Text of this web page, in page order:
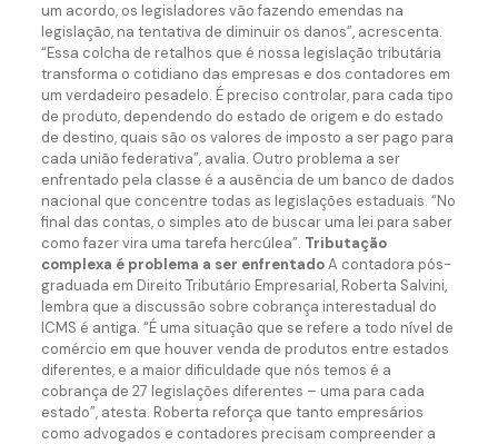
um acordo, os legisladores vão fazendo emendas na
legislação, na tentativa de diminuir os danos”, acrescenta.
“Essa colcha de retalhos que é nossa legislação tributária
transforma o cotidiano das empresas e dos contadores em
um verdadeiro pesadelo. É preciso controlar, para cada tipo
de produto, dependendo do estado de origem e do estado
de destino, quais são os valores de imposto a ser pago para
cada união federativa”, avalia. Outro problema a ser
enfrentado pela classe é a ausência de um banco de dados
nacional que concentre todas as legislações estaduais. “No
final das contas, o simples ato de buscar uma lei para saber
como fazer vira uma tarefa hercúlea”. Tributação
complexa é problema a ser enfrentadoA contadora pós-
graduada em Direito Tributário Empresarial, Roberta Salvini,
lembra que a discussão sobre cobrança interestadual do
ICMS é antiga. “É uma situação que se refere a todo nível de
comércio em que houver venda de produtos entre estados
diferentes, e a maior dificuldade que nós temos é a
cobrança de 27 legislações diferentes – uma para cada
estado”, atesta. Roberta reforça que tanto empresários
como advogados e contadores precisam compreender a